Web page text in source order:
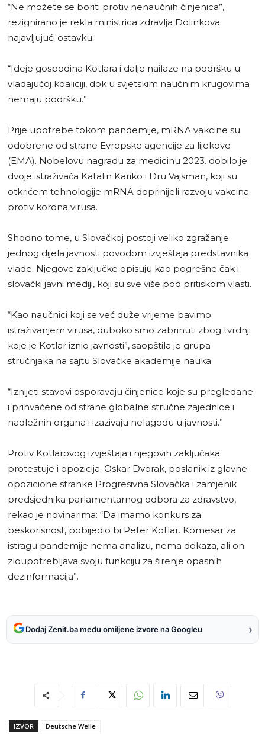
“Ne možete se boriti protiv nenaučnih činjenica”,
rezignirano je rekla ministrica zdravlja Dolinkova
najavljujući ostavku.
“Ideje gospodina Kotlara i dalje nailaze na podršku u
vladajućoj koaliciji, dok u svjetskim naučnim krugovima
nemaju podršku.”
Prije upotrebe tokom pandemije, mRNA vakcine su
odobrene od strane Evropske agencije za lijekove
(EMA). Nobelovu nagradu za medicinu 2023. dobilo je
dvoje istraživača Katalin Kariko i Dru Vajsman, koji su
otkrićem tehnologije mRNA doprinijeli razvoju vakcina
protiv korona virusa.
Shodno tome, u Slovačkoj postoji veliko zgražanje
jednog dijela javnosti povodom izvještaja predstavnika
vlade. Njegove zaključke opisuju kao pogrešne čak i
slovački javni mediji, koji su sve više pod pritiskom vlasti.
“Kao naučnici koji se već duže vrijeme bavimo
istraživanjem virusa, duboko smo zabrinuti zbog tvrdnji
koje je Kotlar iznio javnosti”, saopštila je grupa
stručnjaka na sajtu Slovačke akademije nauka.
“Iznijeti stavovi osporavaju činjenice koje su pregledane
i prihvaćene od strane globalne stručne zajednice i
nadležnih organa i izazivaju nelagodu u javnosti.”
Protiv Kotlarovog izvještaja i njegovih zaključaka
protestuje i opozicija. Oskar Dvorak, poslanik iz glavne
opozicione stranke Progresivna Slovačka i zamjenik
predsjednika parlamentarnog odbora za zdravstvo,
rekao je novinarima: “Da imamo konkurs za
beskorisnost, pobijedio bi Peter Kotlar. Komesar za
istragu pandemije nema analizu, nema dokaza, ali on
zloupotrebljava svoju funkciju za širenje opasnih
dezinformacija”.
Dodaj Zenit.ba među omiljene izvore na Googleu ›
IZVOR
Deutsche Welle